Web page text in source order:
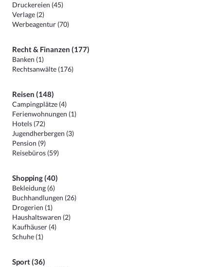
Druckereien (45)
Verlage (2)
Werbeagentur (70)
Recht & Finanzen (177)
Banken (1)
Rechtsanwälte (176)
Reisen (148)
Campingplätze (4)
Ferienwohnungen (1)
Hotels (72)
Jugendherbergen (3)
Pension (9)
Reisebüros (59)
Shopping (40)
Bekleidung (6)
Buchhandlungen (26)
Drogerien (1)
Haushaltswaren (2)
Kaufhäuser (4)
Schuhe (1)
Sport (36)